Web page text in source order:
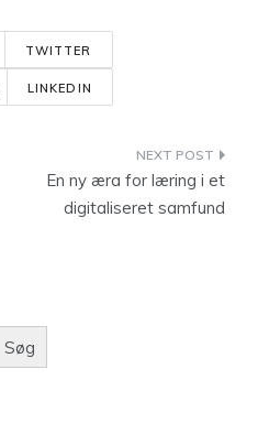
TWITTER
LINKEDIN
En ny æra for læring i et
digitaliseret samfund
Søg